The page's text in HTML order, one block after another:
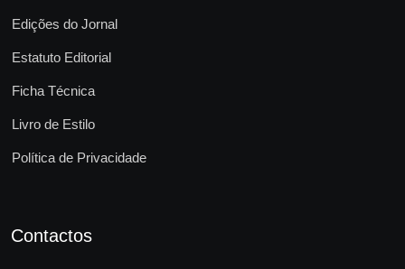
Edições do Jornal
Estatuto Editorial
Ficha Técnica
Livro de Estilo
Política de Privacidade
Contactos